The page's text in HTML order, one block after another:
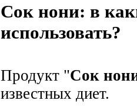
Сок нони: в
использовать?
Продукт "Сок
известных диет.